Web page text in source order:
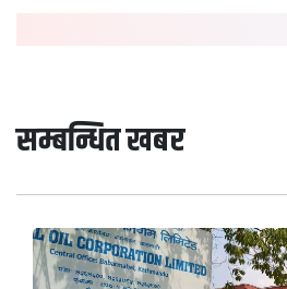
सम्बन्धित खबर